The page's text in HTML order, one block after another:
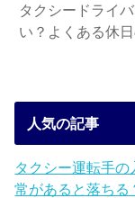
タクシードライ
い？よくある休
人気の記事
タクシー運転手
常があると落ちる